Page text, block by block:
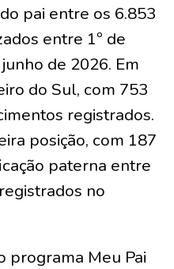
pai entre os 6.853
entre 1º de
de 2026. Em
do Sul, com 753
registrados.
posição, com 187
paterna entre
no
programa Meu Pai